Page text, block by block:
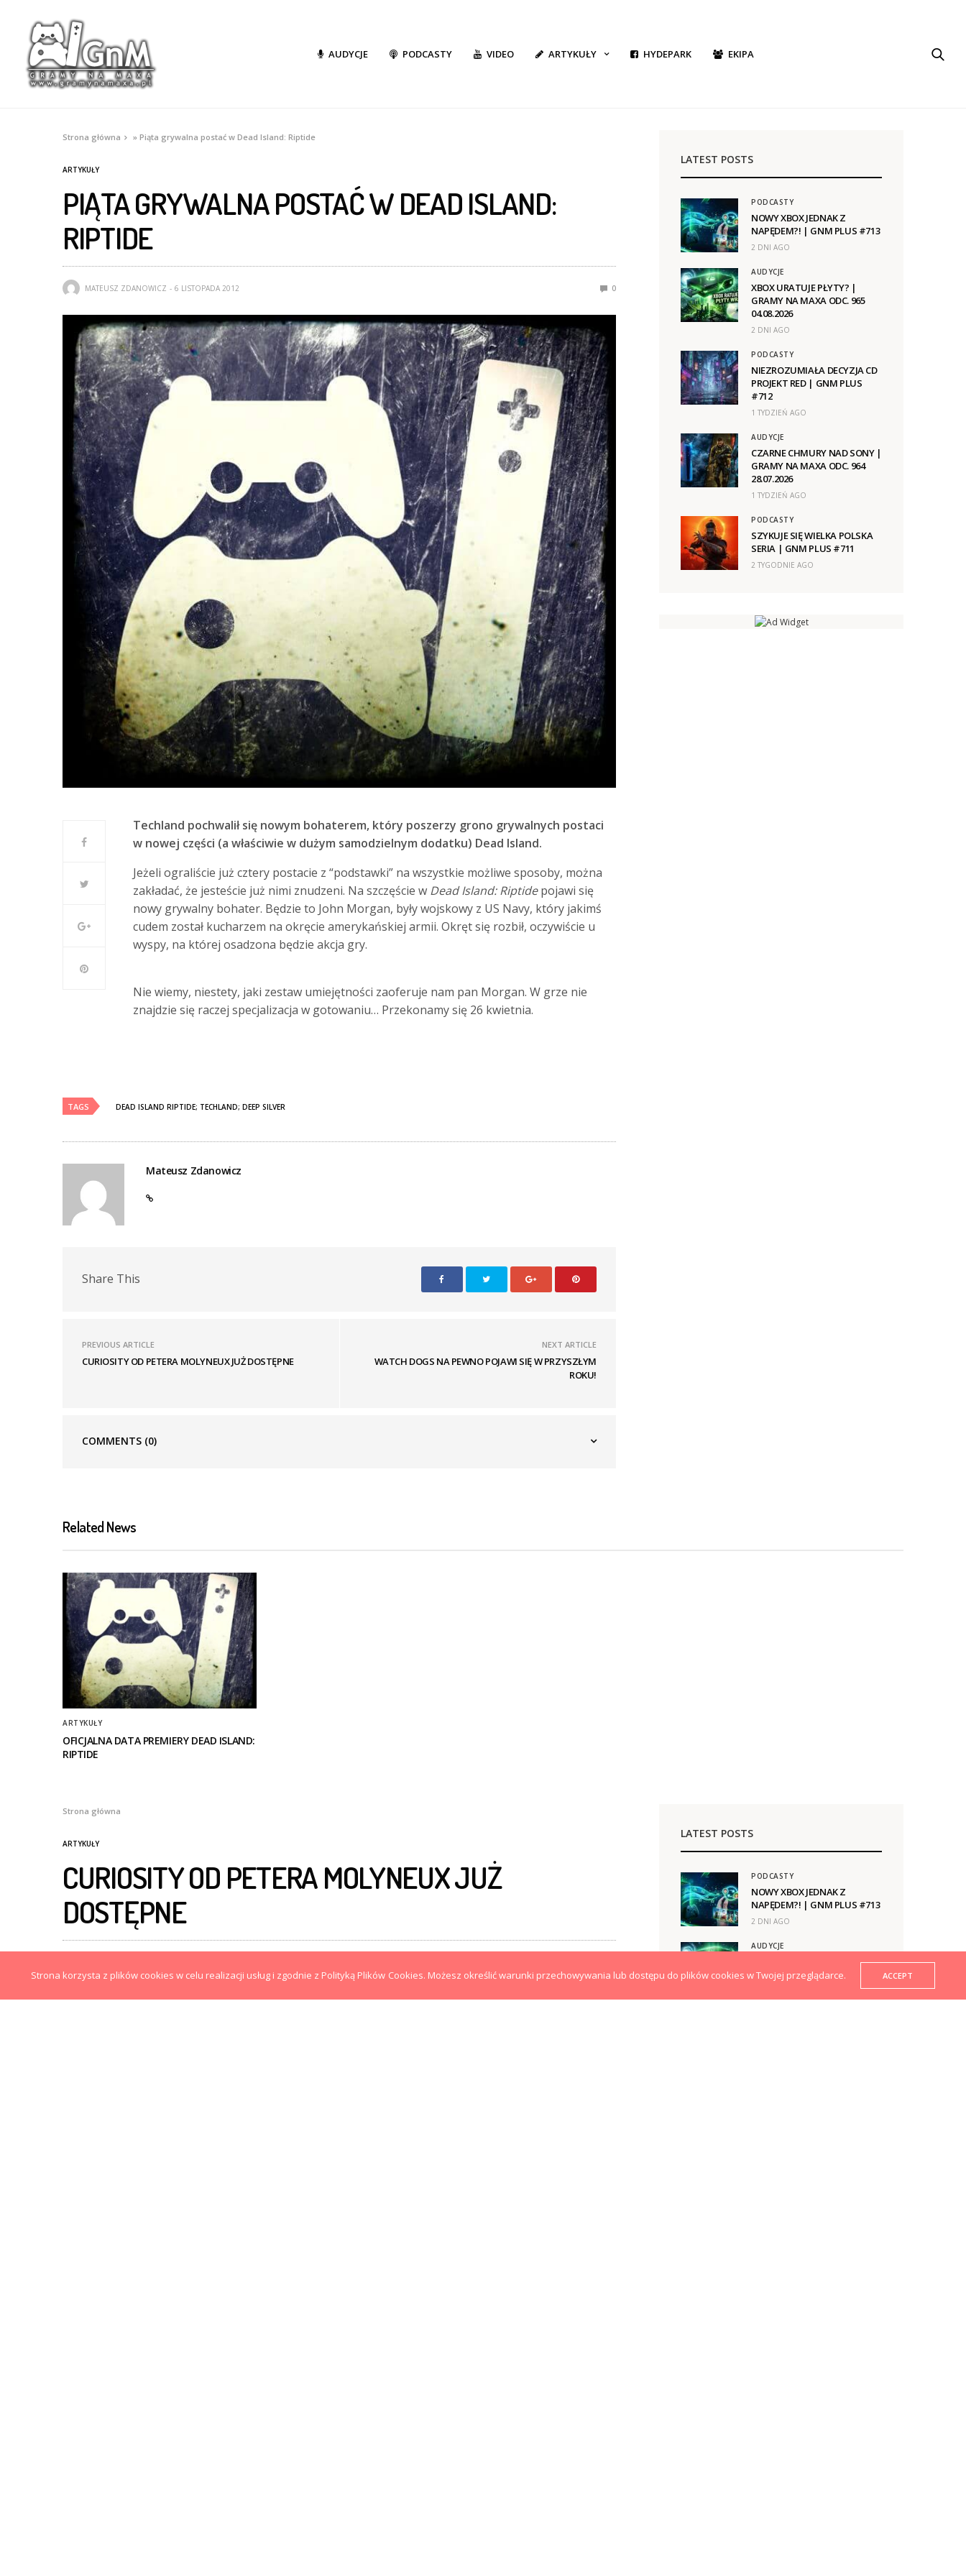
AUDYCJE PODCASTY VIDEO ARTYKUŁY HYDEPARK EKIPA
Strona główna »Piąta grywalna postać w Dead Island: Riptide
ARTYKUŁY
PIĄTA GRYWALNA POSTAĆ W DEAD ISLAND:
RIPTIDE
MATEUSZ ZDANOWICZ 6 LISTOPADA 2012 0
Techland pochwalił się nowym bohaterem, który poszerzy grono grywalnych postaci
w nowej części (a właściwie w dużym samodzielnym dodatku) Dead Island.
Jeżeli ograliście już cztery postacie z “podstawki” na wszystkie możliwe sposoby, można
zakładać, że jesteście już nimi znudzeni. Na szczęście w Dead Island: Riptidepojawi się
nowy grywalny bohater. Będzie to John Morgan, były wojskowy z US Navy, który jakimś
cudem został kucharzem na okręcie amerykańskiej armii. Okręt się rozbił, oczywiście u
wyspy, na której osadzona będzie akcja gry.
Nie wiemy, niestety, jaki zestaw umiejętności zaoferuje nam pan Morgan. W grze nie
znajdzie się raczej specjalizacja w gotowaniu… Przekonamy się 26 kwietnia.
TAGS DEAD ISLAND RIPTIDE; TECHLAND; DEEP SILVER
Mateusz Zdanowicz
Share This
PREVIOUS ARTICLE
CURIOSITY OD PETERA MOLYNEUX JUŻ DOSTĘPNE
NEXT ARTICLE
WATCH DOGS NA PEWNO POJAWI SIĘ W PRZYSZŁYM
ROKU!
COMMENTS (0)
LATEST POSTS
PODCASTY
NOWY XBOX JEDNAK Z
NAPĘDEM?! | GNM PLUS #713
2 DNI AGO
AUDYCJE
XBOX URATUJE PŁYTY? |
GRAMY NA MAXA ODC. 965
04.08.2026
2 DNI AGO
PODCASTY
NIEZROZUMIAŁA DECYZJA CD
PROJEKT RED | GNM PLUS
#712
1 TYDZIEŃ AGO
AUDYCJE
CZARNE CHMURY NAD SONY |
GRAMY NA MAXA ODC. 964
28.07.2026
1 TYDZIEŃ AGO
PODCASTY
SZYKUJE SIĘ WIELKA POLSKA
SERIA | GNM PLUS #711
2 TYGODNIE AGO
Related News
ARTYKUŁY
OFICJALNA DATA PREMIERY DEAD ISLAND:
RIPTIDE
Strona główna
ARTYKUŁY
CURIOSITY OD PETERA MOLYNEUX JUŻ
DOSTĘPNE
LATEST POSTS
PODCASTY
NOWY XBOX JEDNAK Z
NAPĘDEM?! | GNM PLUS #713
2 DNI AGO
AUDYCJE
GRAMY NA MAXA ODC. 965
Strona korzysta z plików cookies w celu realizacji usług i zgodnie z Polityką Plików Cookies. Możesz określić warunki przechowywania lub dostępu do plików cookies w Twojej przeglądarce. ACCEPT